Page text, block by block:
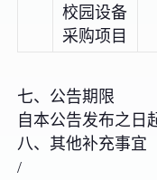
校园设备
采购项目
七、公告期限
自本公告发布之日
八、其他补充事宜
/